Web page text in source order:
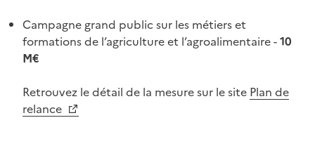
Campagne grand public sur les métiers et
formations de l’agriculture et l’agroalimentaire -10
M€
Retrouvez le détail de la mesure sur le site Plan de
relance